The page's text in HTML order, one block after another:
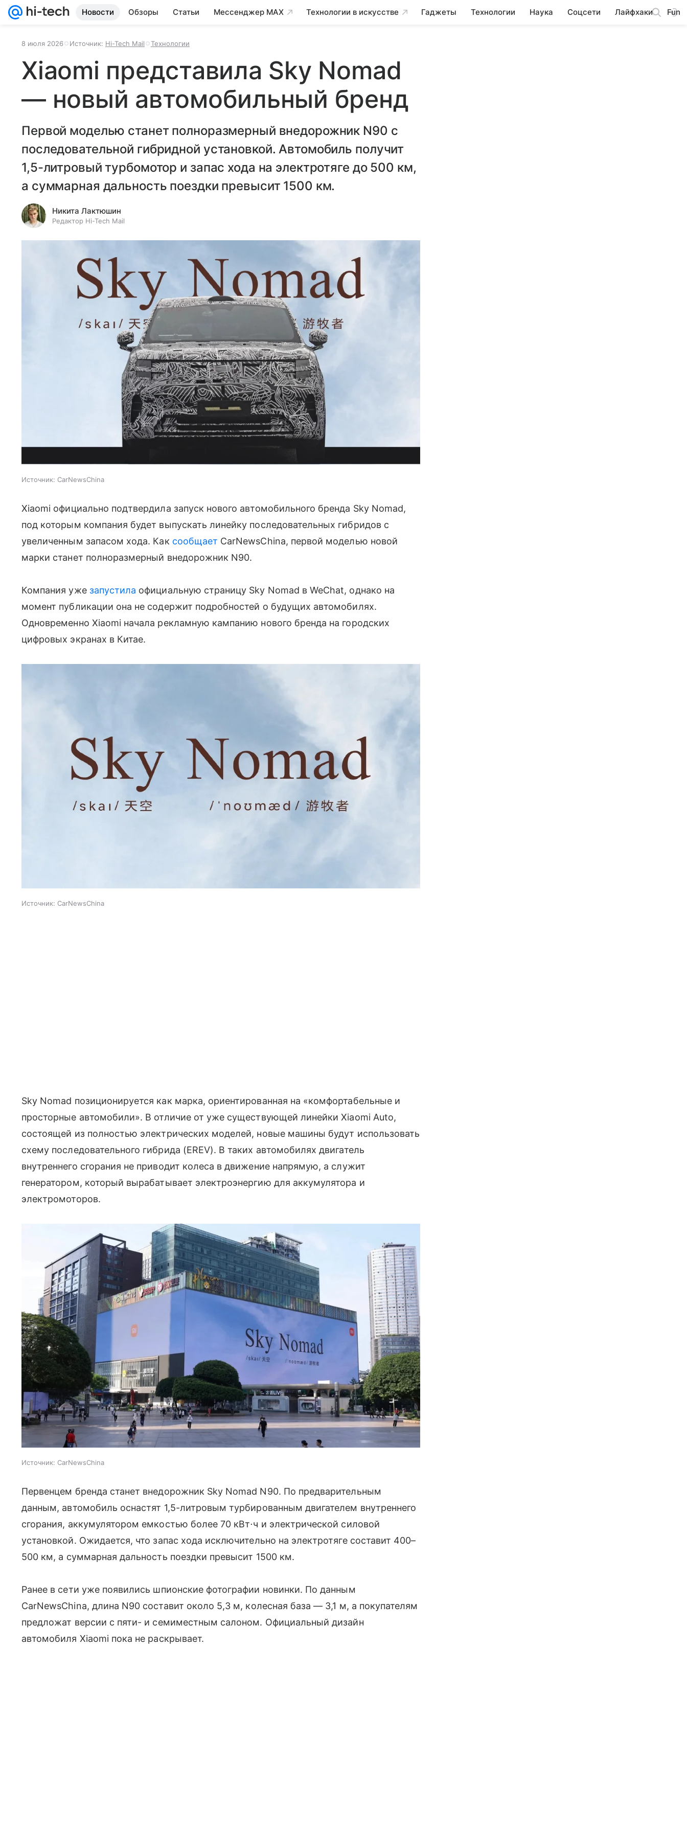
Новости Обзоры Статьи Мессенджер MAX Технологии в искусстве Гаджеты Технологии Наука Соцсети Лайфхаки Fun
8 июля 2026 Источник: Hi-Tech Mail Технологии
Xiaomi представила Sky Nomad
— новый автомобильный бренд
Первой моделью станет полноразмерный внедорожник N90 с
последовательной гибридной установкой. Автомобиль получит
1,5-литровый турбомотор и запас хода на электротяге до 500 км,
а суммарная дальность поездки превысит 1500 км.
Никита Лактюшин
Редактор Hi-Tech Mail
Источник: CarNewsChina
Xiaomi официально подтвердила запуск нового автомобильного бренда Sky Nomad,
под которым компания будет выпускать линейку последовательных гибридов с
увеличенным запасом хода. Как сообщает CarNewsChina, первой моделью новой
марки станет полноразмерный внедорожник N90.
Компания уже запустила официальную страницу Sky Nomad в WeChat, однако на
момент публикации она не содержит подробностей о будущих автомобилях.
Одновременно Xiaomi начала рекламную кампанию нового бренда на городских
цифровых экранах в Китае.
Источник: CarNewsChina
Sky Nomad позиционируется как марка, ориентированная на «комфортабельные и
просторные автомобили». В отличие от уже существующей линейки Xiaomi Auto,
состоящей из полностью электрических моделей, новые машины будут использовать
схему последовательного гибрида (EREV). В таких автомобилях двигатель
внутреннего сгорания не приводит колеса в движение напрямую, а служит
генератором, который вырабатывает электроэнергию для аккумулятора и
электромоторов.
Источник: CarNewsChina
Первенцем бренда станет внедорожник Sky Nomad N90. По предварительным
данным, автомобиль оснастят 1,5-литровым турбированным двигателем внутреннего
сгорания, аккумулятором емкостью более 70 кВт⋅ч и электрической силовой
установкой. Ожидается, что запас хода исключительно на электротяге составит 400–
500 км, а суммарная дальность поездки превысит 1500 км.
Ранее в сети уже появились шпионские фотографии новинки. По данным
CarNewsChina, длина N90 составит около 5,3 м, колесная база — 3,1 м, а покупателям
предложат версии с пяти- и семиместным салоном. Официальный дизайн
автомобиля Xiaomi пока не раскрывает.